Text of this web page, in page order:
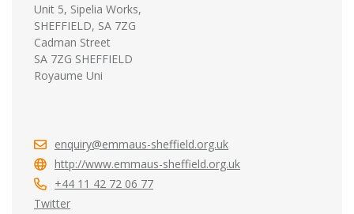
Unit 5, Sipelia Works,
SHEFFIELD, SA 7ZG
Cadman Street
SA 7ZG SHEFFIELD
Royaume Uni
enquiry@emmaus-sheffield.org.uk
http://www.emmaus-sheffield.org.uk
+44 11 42 72 06 77
Twitter